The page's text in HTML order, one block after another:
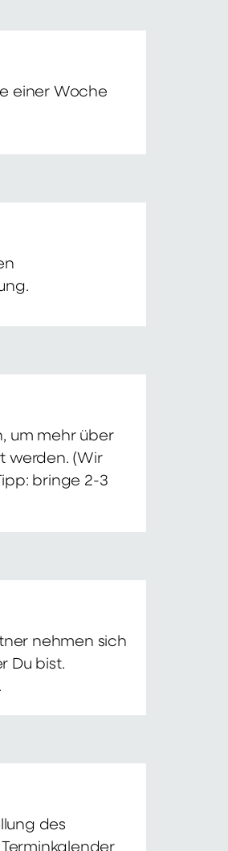
einer Woche
um mehr über
werden. (Wir
bringe 2-3
nehmen sich
Du bist.
des